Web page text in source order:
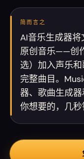
简而言之
AI音乐生成器
原创音乐——创
选）加入声乐
完整曲目。
器、歌曲生成
你想要的，几秒